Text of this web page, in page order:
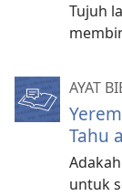
Tujuh
AYAT
Tahu
untuk